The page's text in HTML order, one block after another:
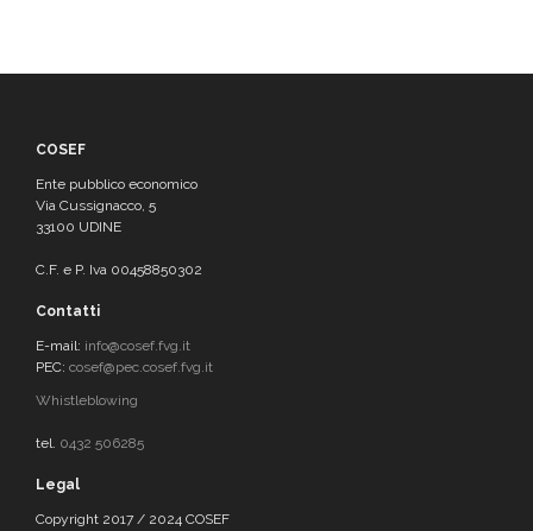
COSEF
Ente pubblico economico
Via Cussignacco, 5
33100 UDINE
C.F. e P. Iva 00458850302
Contatti
E-mail: info@cosef.fvg.it
PEC: cosef@pec.cosef.fvg.it
Whistleblowing
tel. 0432 506285
Legal
Copyright 2017 / 2024 COSEF